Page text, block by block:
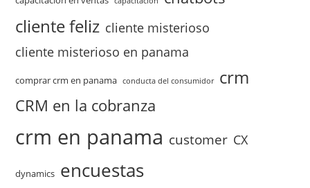
cliente feliz cliente misterioso
cliente misterioso en panama
comprar crm en panama conducta del consumidor crm
CRM en la cobranza
crm en panama customer CX
dynamics encuestas